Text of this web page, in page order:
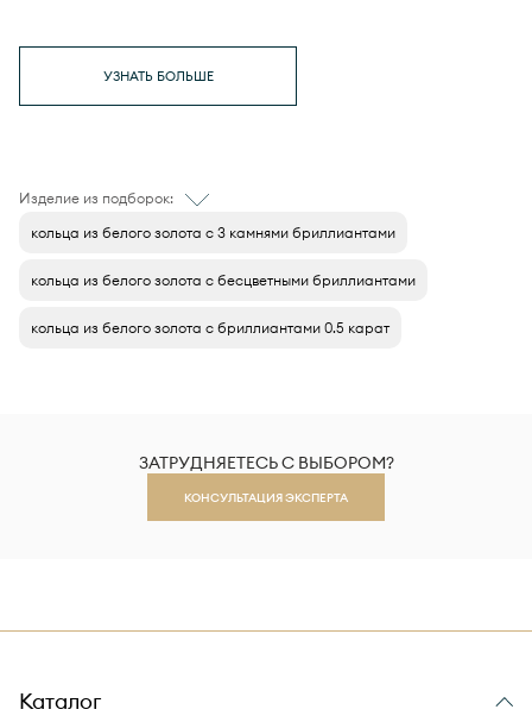
УЗНАТЬ БОЛЬШЕ
Изделие из подборок:
кольца из белого золота с 3 камнями бриллиантами
кольца из белого золота с бесцветными бриллиантами
кольца из белого золота с бриллиантами 0.5 карат
ЗАТРУДНЯЕТЕСЬ С ВЫБОРОМ?
КОНСУЛЬТАЦИЯ ЭКСПЕРТА
Каталог